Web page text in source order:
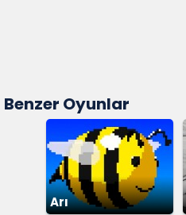
Benzer Oyunlar
Arı